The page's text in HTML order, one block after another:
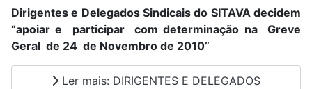
Dirigentes e Delegados Sindicais do SITAVA decidem
“apoiar e participar com determinação na Greve
Geral de 24 de Novembro de 2010”
Ler mais: DIRIGENTES E DELEGADOS